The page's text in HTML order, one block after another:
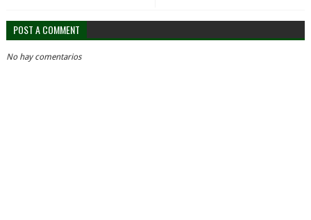
POST A COMMENT
No hay comentarios